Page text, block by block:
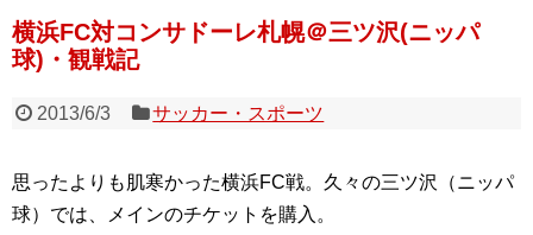
横浜FC対コンサドーレ札幌＠三ツ沢(ニッパ
球)・観戦記
2013/6/3 サッカー・スポーツ
思ったよりも肌寒かった横浜FC戦。久々の三ツ沢（ニッパ
球）では、メインのチケットを購入。